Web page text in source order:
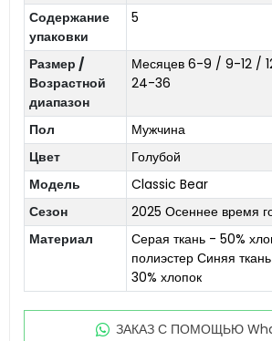
Содержание
упаковки
5
Размер /
Возрастной
диапазон
Месяцев 6-9 / 9-12 /
24-36
Пол
Мужчина
Цвет
Голубой
Модель
Classic Bear
Сезон
2025 Осеннее время
Материал
Серая ткань - 50%
полиэстер Синяя
30% хлопок
ЗАКАЗ С ПОМОЩЬЮ